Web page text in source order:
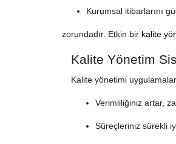
Kurumsal itibarlarını
zorundadır. Etkin bir kalite
Kalite Yönetim
Kalite yönetimi
Verimliliğiniz artar,
Süreçleriniz sürekli